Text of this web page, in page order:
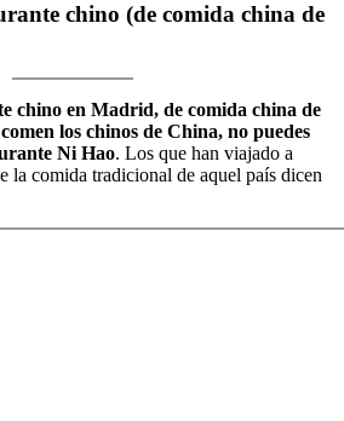
chino (de comida china de
chino en Madrid, de comida china de
los chinos de China, no puedes
Ni Hao. Los que han viajado a
la comida tradicional de aquel país dicen